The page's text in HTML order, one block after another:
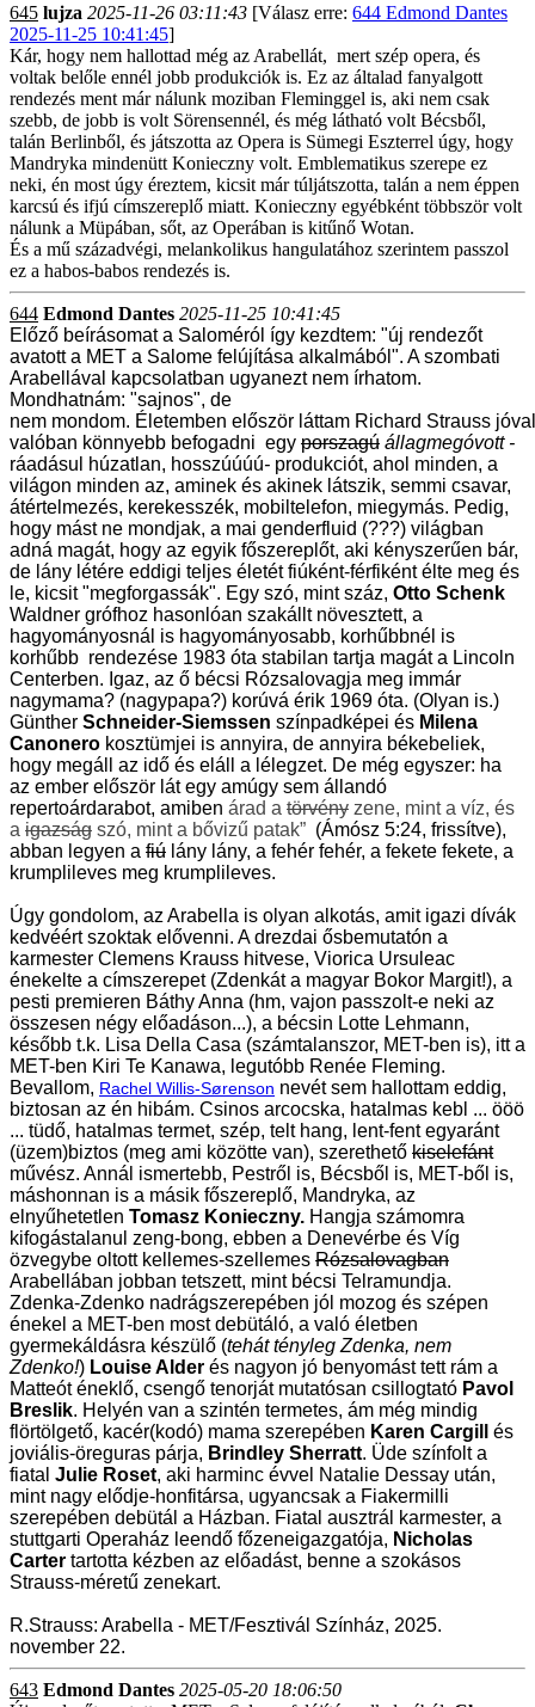
645 lujza 2025-11-26 03:11:43 [Válasz erre: 644 Edmond Dantes
2025-11-25 10:41:45]
Kár, hogy nem hallottad még az Arabellát, mert szép opera, és
voltak belőle ennél jobb produkciók is. Ez az általad fanyalgott
rendezés ment már nálunk moziban Fleminggel is, aki nem csak
szebb, de jobb is volt Sörensennél, és még látható volt Bécsből,
talán Berlinből, és játszotta az Opera is Sümegi Eszterrel úgy, hogy
Mandryka mindenütt Konieczny volt. Emblematikus szerepe ez
neki, én most úgy éreztem, kicsit már túljátszotta, talán a nem éppen
karcsú és ifjú címszereplő miatt. Konieczny egyébként többször volt
nálunk a Müpában, sőt, az Operában is kitűnő Wotan.
És a mű századvégi, melankolikus hangulatához szerintem passzol
ez a habos-babos rendezés is.
644 Edmond Dantes 2025-11-25 10:41:45
Előző beírásomat a Saloméról így kezdtem: "új rendezőt
avatott a MET a Salome felújítása alkalmából". A szombati
Arabellával kapcsolatban ugyanezt nem írhatom.
Mondhatnám: "sajnos", de
nem mondom. Életemben először láttam Richard Strauss jóval
valóban könnyebb befogadni egy porszagú állagmegóvott -
ráadásul
húzatlan, hosszúúúú- produkciót, ahol minden, a
világon minden az, aminek és akinek látszik, semmi csavar,
átértelmezés, kerekesszék, mobiltelefon, miegymás. Pedig,
hogy mást ne mondjak, a mai genderfluid (???) világban
adná magát, hogy az egyik főszereplőt, aki kényszerűen bár,
de lány létére eddigi teljes életét fiúként-férfiként élte meg és
le, kicsit "megforgassák". Egy szó, mint száz, Otto Schenk
Waldner grófhoz hasonlóan szakállt növesztett, a
hagyományosnál is hagyományosabb, korhűbbnél is
korhűbb rendezése 1983 óta stabilan tartja magát a Lincoln
Centerben. Igaz, az ő bécsi Rózsalovagja meg immár
nagymama? (nagypapa?) korúvá érik 1969 óta. (Olyan is.)
Günther Schneider-Siemssen színpadképei és Milena
Canonero kosztümjei is annyira, de annyira békebeliek,
hogy megáll az idő és eláll a lélegzet. De még egyszer: ha
az ember először lát egy amúgy sem állandó
repertoárdarabot, amiben árad a törvény zene, mint a víz, és
a igazság szó, mint a bővizű patak” (Ámósz 5:24, frissítve),
abban legyen a fiú lány lány, a fehér fehér, a fekete fekete, a
krumplileves meg krumplileves.
Úgy gondolom, az Arabella is olyan alkotás, amit igazi dívák
kedvéért szoktak elővenni. A drezdai ősbemutatón a
karmester Clemens Krauss hitvese, Viorica Ursuleac
énekelte a címszerepet (Zdenkát a magyar Bokor Margit!), a
pesti premieren Báthy Anna (hm, vajon passzolt-e neki az
összesen négy előadáson...), a bécsin Lotte Lehmann,
később t.k. Lisa Della Casa (számtalanszor, MET-ben is), itt a
MET-ben Kiri Te Kanawa, legutóbb Renée Fleming.
Bevallom, Rachel Willis-Sørenson nevét sem hallottam eddig,
biztosan az én hibám. Csinos arcocska, hatalmas kebl ... ööö
... tüdő, hatalmas termet, szép, telt hang, lent-fentegyaránt
(üzem)biztos (meg ami közötte van), szerethető kiselefánt
művész. Annál ismertebb, Pestről is, Bécsből is, MET-ből is,
máshonnan is a másik főszereplő, Mandryka, az
elnyűhetetlen Tomasz Konieczny. Hangja számomra
kifogástalanul zeng-bong, ebben a Denevérbe és Víg
özvegybe oltott kellemes-szellemes Rózsalovagban
Arabellában jobban tetszett, mint bécsi Telramundja.
Zdenka-Zdenko nadrágszerepében jól mozog és szépen
énekel a MET-ben most debütáló, a való életben
gyermekáldásra készülő (tehát tényleg Zdenka, nem
Zdenko!) Louise Alder és nagyon jó benyomást tett rám a
Matteót éneklő, csengő tenorját mutatósan csillogtató Pavol
Breslik. Helyén van a szintén termetes, ám még mindig
flörtölgető, kacér(kodó) mama szerepében Karen Cargill
és
joviális-öreguras párja, Brindley Sherratt. Üde színfolt a
fiatal Julie Roset, aki harminc évvel Natalie Dessay után,
mint nagy elődje-honfitársa, ugyancsak a Fiakermilli
szerepében debütál a Házban. Fiatal ausztrál karmester, a
stuttgarti Operaház leendő főzeneigazgatója, Nicholas
Carter tartotta kézben az előadást, benne a szokásos
Strauss-méretű zenekart.
R.Strauss: Arabella - MET/Fesztivál Színház, 2025.
november 22.
643 Edmond Dantes 2025-05-20 18:06:50